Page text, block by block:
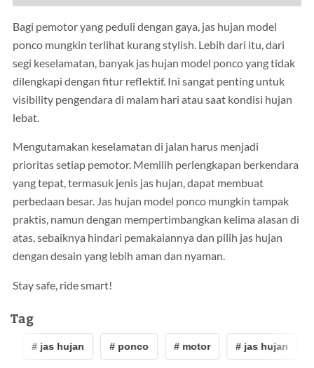
Bagi pemotor yang peduli dengan gaya, jas hujan model
ponco mungkin terlihat kurang stylish. Lebih dari itu, dari
segi keselamatan, banyak jas hujan model ponco yang tidak
dilengkapi dengan fitur reflektif. Ini sangat penting untuk
visibility pengendara di malam hari atau saat kondisi hujan
lebat.
Mengutamakan keselamatan di jalan harus menjadi
prioritas setiap pemotor. Memilih perlengkapan berkendara
yang tepat, termasuk jenis jas hujan, dapat membuat
perbedaan besar. Jas hujan model ponco mungkin tampak
praktis, namun dengan mempertimbangkan kelima alasan di
atas, sebaiknya hindari pemakaiannya dan pilih jas hujan
dengan desain yang lebih aman dan nyaman.
Stay safe, ride smart!
Tag
# jas hujan # ponco # motor # jas hujan